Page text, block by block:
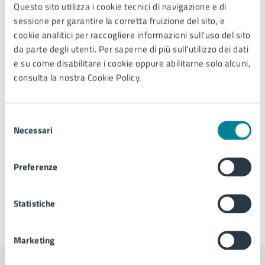
Questo sito utilizza i cookie tecnici di navigazione e di
sessione per garantire la corretta fruizione del sito, e
cookie analitici per raccogliere informazioni sull'uso del sito
da parte degli utenti. Per saperne di più sull'utilizzo dei dati
e su come disabilitare i cookie oppure abilitarne solo alcuni,
consulta la nostra Cookie Policy.
delNecessari
Preferenze
Statistiche
Marketing
Comunicazione
Telefono:0421359135
E-mail: comunicazione@comune.jesolo.ve.it
Tipo di evento